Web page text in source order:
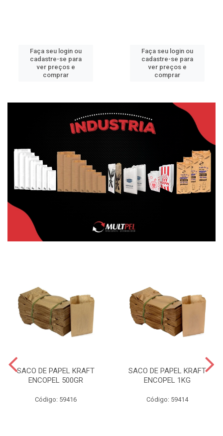
Faça seu login ou
cadastre-se para
ver preços e
comprar
Faça seu login ou
cadastre-se para
ver preços e
comprar
SACO DE PAPEL KRAFT
ENCOPEL 500GR
Código: 59416
SACO DE PAPEL KRAFT
ENCOPEL 1KG
Código: 59414